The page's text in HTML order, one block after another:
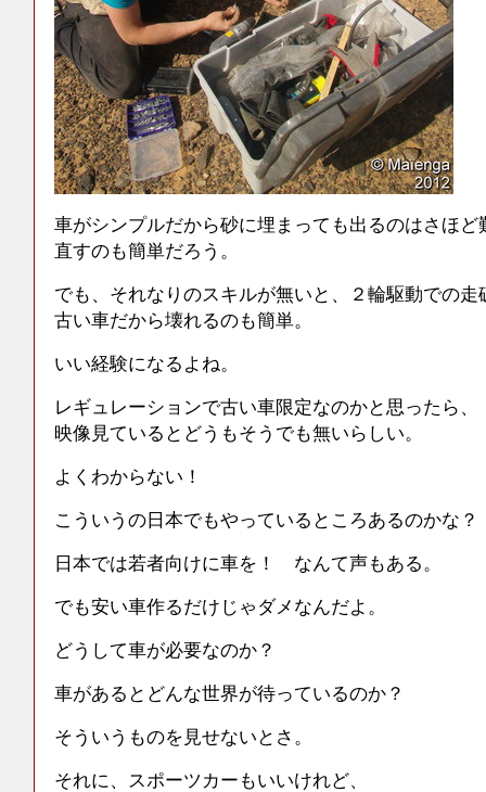
車がシンプルだから砂に埋まっても出るのはさほど
直すのも簡単だろう。
でも、それなりのスキルが無いと、２輪駆動での
古い車だから壊れるのも簡単。
いい経験になるよね。
レギュレーションで古い車限定なのかと思ったら、
映像見ているとどうもそうでも無いらしい。
よくわからない！
こういうの日本でもやっているところあるのかな？
日本では若者向けに車を！ なんて声もある。
でも安い車作るだけじゃダメなんだよ。
どうして車が必要なのか？
車があるとどんな世界が待っているのか？
そういうものを見せないとさ。
それに、スポーツカーもいいけれど、